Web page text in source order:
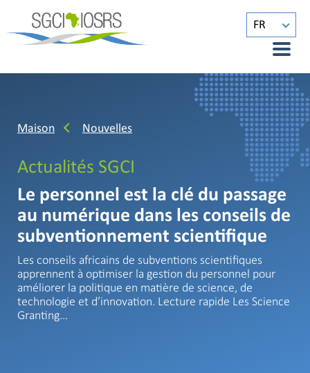
FR
Maison Nouvelles
Actualités SGCI
Le personnel est la clé du passage
au numérique dans les conseils de
subventionnement scientifique
Les conseils africains de subventions scientifiques
apprennent à optimiser la gestion du personnel pour
améliorer la politique en matière de science, de
technologie et d’innovation. Lecture rapide Les Science
Granting…